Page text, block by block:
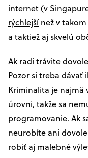
internet (v
rýchlejší než v
a taktiež aj skvelú
Ak radi trávite
Pozor si treba dávať
Kriminalita je najmä
úrovni, takže sa
programovanie. Ak
neurobíte ani
robiť aj malebné